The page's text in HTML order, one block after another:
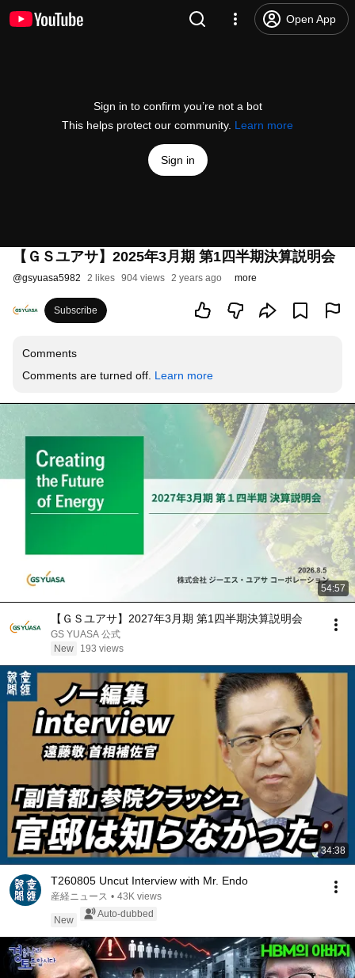
Open App
Sign in to confirm you’re not a bot
This helps protect our community. Learn more
Sign in
【ＧＳユアサ】2025年3月期 第1四半期決算説明会
@gsyuasa5982 2 likes 904 views 2 years ago more
Subscribe
Comments
Comments are turned off. Learn more
54:57
【ＧＳユアサ】2027年3月期 第1四半期決算説明会
GS YUASA 公式
New
193 views
34:38
T260805 Uncut Interview with Mr. Endo
産経ニュース • 43K views
New
Auto-dubbed